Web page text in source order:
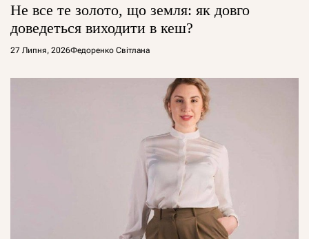
Не все те золото, що земля: як довго
доведеться виходити в кеш?
27 Липня, 2026Федоренко Світлана